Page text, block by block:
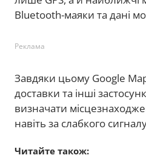
Bluetooth-маяки та дані
Реклама
Завдяки цьому Google
доставки та інші
визначати
навіть за слабкого
Читайте також: